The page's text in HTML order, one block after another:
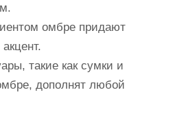
омбре придают
такие как сумки и
дополнят любой